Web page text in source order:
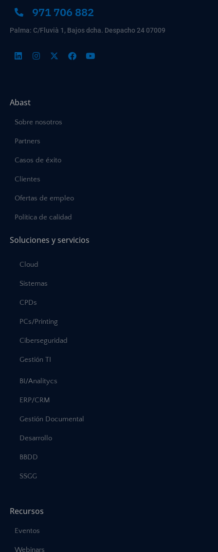
971 706 882
Palma: C/Fluvià 1, Bajos dcha. Despacho 24 07009
Abast
Sobre nosotros
Partners
Casos de éxito
Clientes
Ofertas de empleo
Política de calidad
Soluciones y servicios
Cloud
Sistemas
CPDs
PCs/Printing
Ciberseguridad
Gestión TI
BI/Analitycs
ERP/CRM
Gestión Documental
Desarrollo
BBDD
SSGG
Recursos
Eventos
Webinars